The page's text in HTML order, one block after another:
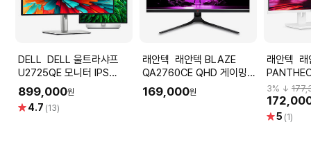
DELL DELL 울트라샤프
U2725QE 모니터 IPS
BALCK [4K USB-C UHD
DP HDMI] 전문
899,000원
별 4.7 (13)
래안텍 래안텍 BLAZE
QA2760CE QHD 게이밍
IPS 165 무결점 모니터
169,000원
래안텍 래안텍
노IPS
이트 멀티
3% ↓
별5 (1)